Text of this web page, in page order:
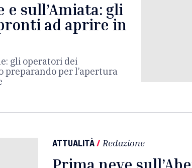
e sull’Amiata: gli
ad aprire in
gli operatori dei
preparando per l’apertura
ATTUALITÀ/ Redazione